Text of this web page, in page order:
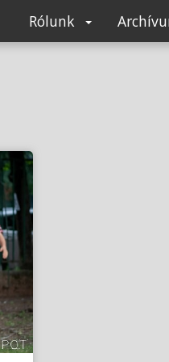
Rólunk